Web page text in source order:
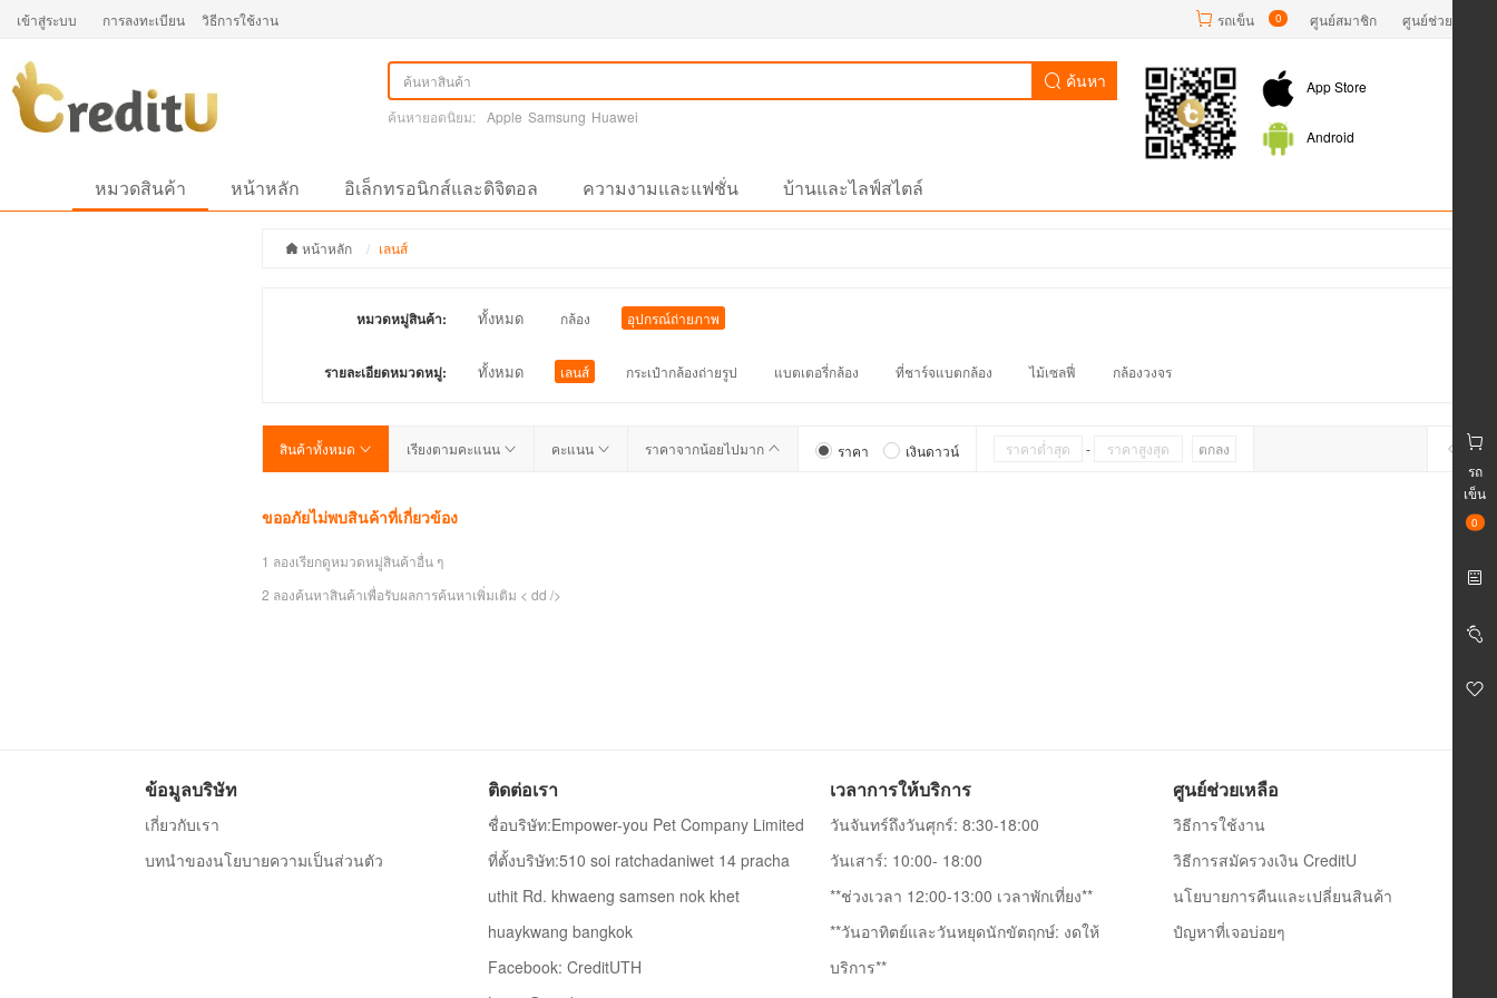
เข้าสู่ระบบ การลงทะเบียน วิธีการใช้งาน รถเข็น 0 ศูนย์สมาชิก ศูนย์ช่วยเหลือ
ค้นหา
ค้นหายอดนิยม: Apple Samsung Huawei
App Store
Android
หมวดสินค้า หน้าหลัก อิเล็กทรอนิกส์และดิจิตอล ความงามและแฟชั่น บ้านและไลฟ์สไตล์
รถ
เข็น
0
หน้าหลัก เลนส์
หมวดหมู่สินค้า: ทั้งหมด กล้อง อุปกรณ์ถ่ายภาพ
รายละเอียดหมวดหมู่: ทั้งหมด เลนส์ กระเป๋ากล้องถ่ายรูป แบตเตอรี่กล้อง ที่ชาร์จแบตกล้อง ไม้เซลฟี่ กล้องวงจร
สินค้าทั้งหมด เรียงตามคะแนน คะแนน ราคาจากน้อยไปมาก ราคา เงินดาวน์ - ตกลง
ขออภัยไม่พบสินค้าที่เกี่ยวข้อง
1 ลองเรียกดูหมวดหมู่สินค้าอื่น ๆ
2 ลองค้นหาสินค้าเพื่อรับผลการค้นหาเพิ่มเติม < dd />
ข้อมูลบริษัท
เกี่ยวกับเรา
บทนำของนโยบายความเป็นส่วนตัว
ติดต่อเรา
ชื่อบริษัท:Empower-you Pet Company Limited
ที่ตั้งบริษัท:510 soi ratchadaniwet 14 pracha
uthit Rd. khwaeng samsen nok khet
huaykwang bangkok
Facebook: CreditUTH
เวลาการให้บริการ
วันจันทร์ถึงวันศุกร์: 8:30-18:00
วันเสาร์: 10:00- 18:00
**ช่วงเวลา 12:00-13:00 เวลาพักเที่ยง**
**วันอาทิตย์และวันหยุดนักขัตฤกษ์: งดให้
บริการ**
ศูนย์ช่วยเหลือ
วิธีการใช้งาน
วิธีการสมัครวงเงิน CreditU
นโยบายการคืนและเปลี่ยนสินค้า
ปํญหาที่เจอบ่อยๆ